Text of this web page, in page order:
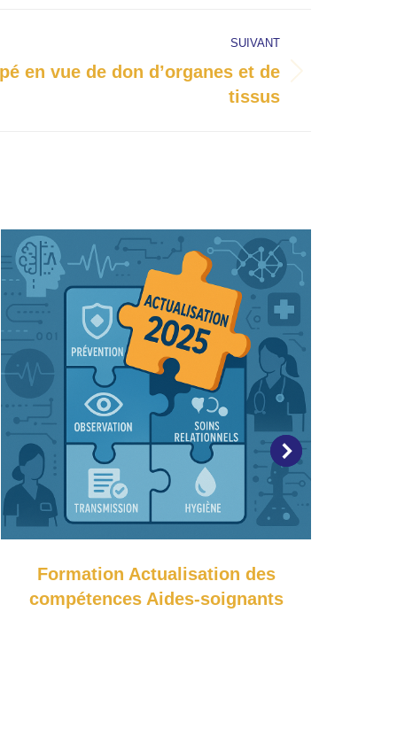
SUIVANT
en vue de don d’organes et de
tissus
Formation Actualisation des
compétences Aides-soignants